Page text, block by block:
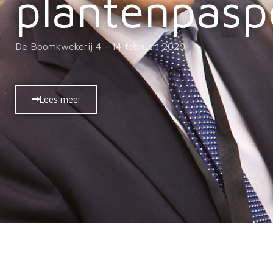
De Boomkwekerij 4 - 14 februari 2020
Lees meer